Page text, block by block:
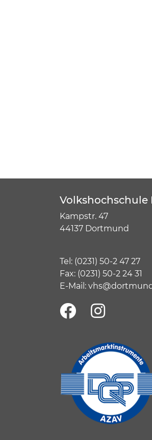
Kampstr. 47
44137 Dortmund
Tel: (0231) 50-2 47 27
Fax: (0231) 50-2 24 31
E-Mail: